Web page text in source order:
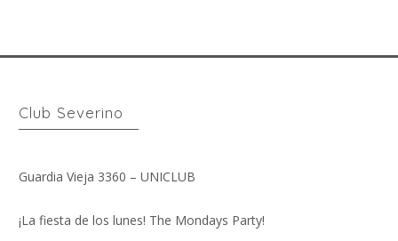
Club Severino
Guardia Vieja 3360 – UNICLUB
¡La fiesta de los lunes! The Mondays Party!